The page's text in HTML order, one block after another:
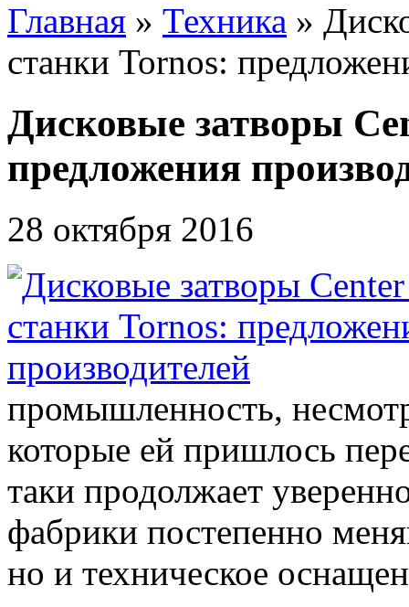
Главная » Техника »
станки Tornos:
Дисковые затворы
предложения
28 октября 2016
промышленность,
которые ей пришлось
таки продолжает
фабрики постепенно
но и техническое